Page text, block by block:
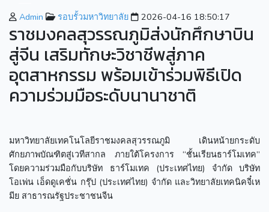
Admin รอบรั้วมหาวิทยาลัย 2026-04-16 18:50:17
ราชมงคลสุวรรณภูมิส่งนักศึกษาบิน
สู่จีน เสริมทักษะวิชาชีพสู่ภาค
อุตสาหกรรม พร้อมเข้าร่วมพิธีเปิด
ความร่วมมือระดับนานาชาติ
มหาวิทยาลัยเทคโนโลยีราชมงคลสุวรรณภูมิ เดินหน้ายกระดับ
ศักยภาพบัณฑิตสู่เวทีสากล ภายใต้โครงการ “ชั้นเรียนธาร์โมเทค”
โดยความร่วมมือกับบริษัท ธาร์โมเทค (ประเทศไทย) จำกัด บริษัท
โอเพ่น เอ็ดดูเคชั่น กรุ๊ป (ประเทศไทย) จำกัด และวิทยาลัยเทคนิคจี๋เห
มีย สาธารณรัฐประชาชนจีน